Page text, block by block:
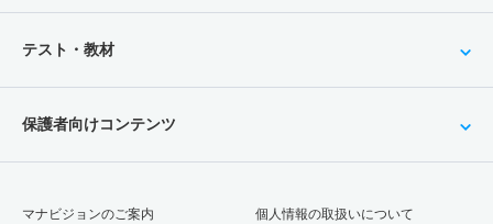
テスト・教材
保護者向けコンテンツ
マナビジョンのご案内 個人情報の取扱いについて